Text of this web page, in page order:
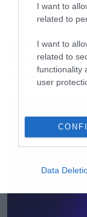
I want to
related to
I want to
related to
functionality
user
Data
https://
v=rIw3Uh5U5uY
[iframe]<a
border=”0″
width=”750″
Movies
The X-